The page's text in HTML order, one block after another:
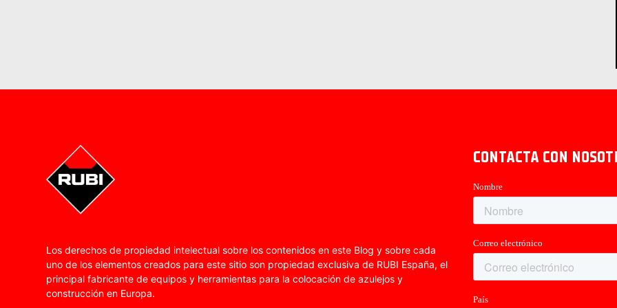
Los derechos de propiedad intelectual sobre los contenidos en este Blog y sobre cada
uno de los elementos creados para este sitio son propiedad exclusiva de RUBI España, el
principal fabricante de equipos y herramientas para la colocación de azulejos y
construcción en Europa.
CONTACTA CON